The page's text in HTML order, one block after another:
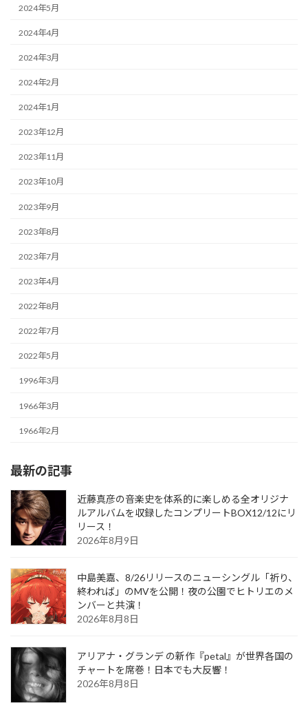
2024年5月
2024年4月
2024年3月
2024年2月
2024年1月
2023年12月
2023年11月
2023年10月
2023年9月
2023年8月
2023年7月
2023年4月
2022年8月
2022年7月
2022年5月
1996年3月
1966年3月
1966年2月
最新の記事
近藤真彦の音楽史を体系的に楽しめる全オリジナ
ルアルバムを収録したコンプリートBOX12/12にリ
リース！
2026年8月9日
中島美嘉、8/26リリースのニューシングル「祈り、
終われば」のMVを公開！夜の公園でヒトリエのメ
ンバーと共演！
2026年8月8日
アリアナ・グランデ の新作『petal』が世界各国の
チャートを席巻！日本でも大反響！
2026年8月8日